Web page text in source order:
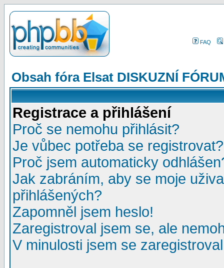
FAQ
Obsah fóra Elsat DISKUZNÍ
Registrace a přihlášení
Proč se nemohu přihlásit?
Je vůbec potřeba se registrovat?
Proč jsem automaticky
Jak zabráním, aby se moje
přihlášených?
Zapomněl jsem heslo!
Zaregistroval jsem se, ale
V minulosti jsem se